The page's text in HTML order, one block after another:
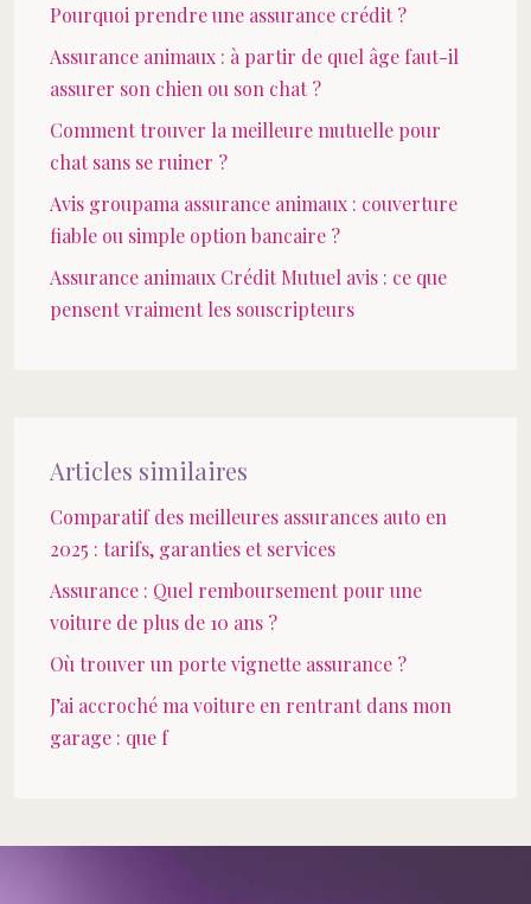
Pourquoi prendre une assurance crédit ?
Assurance animaux : à partir de quel âge faut-il
assurer son chien ou son chat ?
Comment trouver la meilleure mutuelle pour
chat sans se ruiner ?
Avis groupama assurance animaux : couverture
fiable ou simple option bancaire ?
Assurance animaux Crédit Mutuel avis : ce que
pensent vraiment les souscripteurs
Articles similaires
Comparatif des meilleures assurances auto en
2025 : tarifs, garanties et services
Assurance : Quel remboursement pour une
voiture de plus de 10 ans ?
Où trouver un porte vignette assurance ?
J’ai accroché ma voiture en rentrant dans mon
garage : que f